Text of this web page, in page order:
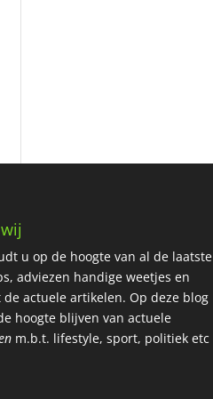
u op de hoogte van al de laatste
adviezen handige weetjes en
actuele artikelen. Op deze blog
hoogte blijven van actuele
m.b.t. lifestyle, sport, politiek etc